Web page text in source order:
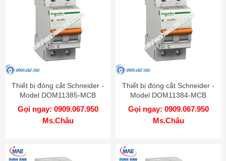
Thiết bị đóng cắt Schneider -
Model DOM11385-MCB
Gọi ngay: 0909.067.950
Ms.Châu
Thiết bị đóng cắt Schneider -
Model DOM11384-MCB
Gọi ngay: 0909.067.950
Ms.Châu